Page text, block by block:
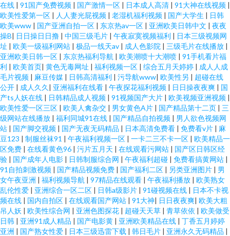
在线 | 91国产免费视频 | 国产激情一区 | 日本成人高清 | 91大神在线视频 |
欧美性爱第一区 | 人人妻光屁视频 | 老湿机福利视频 | 国产大学生 | 日韩
欧美www | 国产亚洲自拍一区 | 东京热av一区 | 亚洲欧美日韩中文 | 夜夜
操B| 日日操日日撸 | 中国三级毛片 | 午夜寂寞视频福利 | 日本三级视频网
址 | 欧美一级福利网站 | 极品一线天av | 成人色影院 | 三级毛片在线播放 |
亚洲欧美日韩一区 | 东京热福利导航 | 欧美潮喷十大潮喷 | 91手机看片福
利 | 欧美首页| 黄色无毒网址 | 福利视频一区 | 综合五月天婷婷 | 成人人成
毛片视频 | 麻豆传媒 | 日韩高清福利 | 污导航www| 欧美性另 | 超碰在线
公开 | 成人久久 | 亚洲福利在线看 | 午夜探花福利视频 | 日日操夜夜爽 | 国
产ts人妖在线 | 日韩精品成人视频 | 91视频国产大片 | 欧美视频亚洲视频 |
欧美性爱一区三区 | 欧美人禽杂交 | 男女黄色A片 | 国产精品第十二页 | 三
级网站在线播放 | 福利同城91在线 | 国产精品自拍视频 | 男人欲色视频网
站 | 国产脚交视频 | 国产无夜无码精品 | 日本高清免费看 | 免费看v片 | 麻
豆123 | 制服丝袜91 | 午夜福利视频一区 | 一卡二三不卡一区 | 欧美精品一
区免费 | 在线看黄色96 | 污片五月天 | 在线观看污网站 | 国产区日韩区经
验 | 国产成年人电影 | 日韩制服综合网 | 午夜福利超碰 | 免费看搞黄网站 |
91自拍刺激视频 | 国产精品视频免费 | 国产福利二区 | 另类亚洲图片 | 男
女午夜亚洲 | 福利视频导航 | 97精品在线观看 | 午夜福利播放 | 欧美熟女
乱伦性爱 | 亚洲综合一区二区 | 日韩a级影片 | 91碰视频在线 | 日本不卡视
频在线 | 国内自拍区 | 在线观看国产网站 | 91大神| 日日夜夜爽| 欧美大粗
吊人妖 | 欧美性综合网 | 亚洲色图探花 | 超碰天天草 | 青草依依 | 欧美做受
日韩 | 亚洲91成人精品 | 国产电影黄 | 亚洲欧美精品在线 | 丁香五月婷婷
亚洲 | 国产熟女性爱 | 日本三级迅雷下载 | 韩日毛片 | 亚洲永久无码精品 |